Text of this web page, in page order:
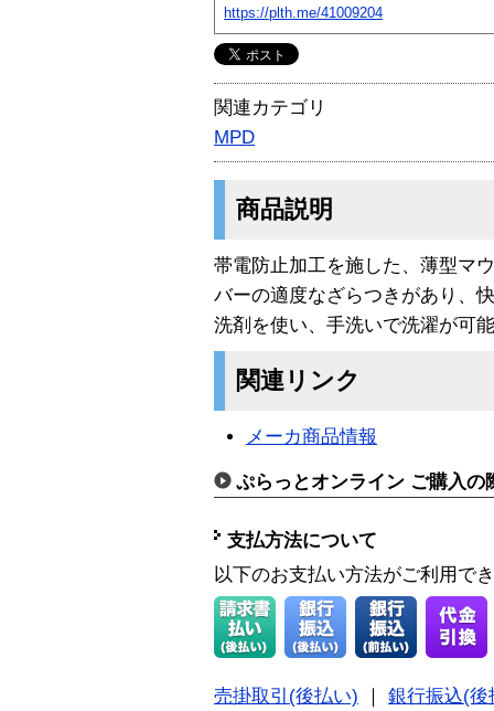
https://plth.me/41009204
関連カテゴリ
MPD
商品説明
帯電防止加工を施した、薄型マ
バーの適度なざらつきがあり、
洗剤を使い、手洗いで洗濯が可
関連リンク
メーカ商品情報
ぷらっとオンライン ご購入の
支払方法について
以下のお支払い方法がご利用で
売掛取引(後払い)
銀行振込(後